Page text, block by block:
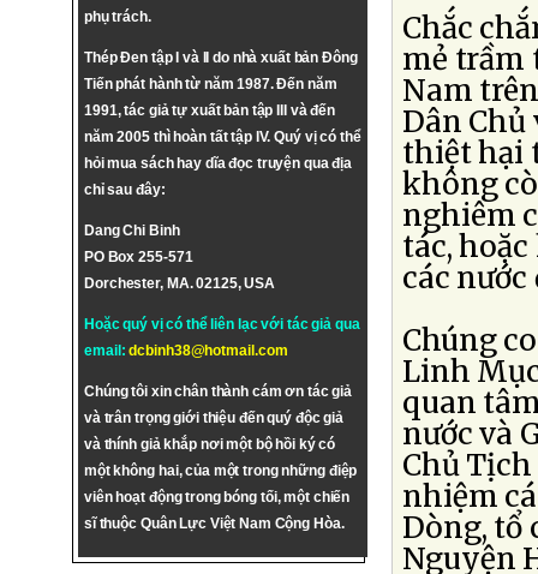
phụ trách.
Thép Đen tập I và II do nhà xuất bản Đông
Tiến phát hành từ năm 1987. Đến năm
1991, tác giả tự xuất bản tập III và đến
năm 2005 thì hoàn tất tập IV. Quý vị có thể
hỏi mua sách hay dĩa đọc truyện qua địa
chỉ sau đây:
Dang Chi Binh
PO Box 255-571
Dorchester, MA. 02125, USA
Hoặc quý vị có thể liên lạc với tác giả qua
email:dcbinh38@hotmail.com
Chúng tôi xin chân thành cám ơn tác giả
và trân trọng giới thiệu đến quý độc giả
và thính giả khắp nơi một bộ hồi ký có
một không hai, của một trong những điệp
viên hoạt động trong bóng tối, một chiến
sĩ thuộc Quân Lực Việt Nam Cộng Hòa.
Chắc
mẻ trầm
Nam
Dân Chủ
thiệt hại
không
nghiêm
tác,
các nước
Chúng
Linh
quan
nước và
Chủ
nhiệm
Dòng, tổ
Nguyện